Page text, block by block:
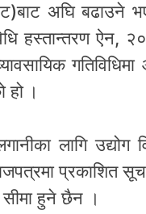
अघि बढाउने
हस्तान्तरण ऐन,
हो ।
लागि उद्योग
प्रकाशित
हुने छैन ।